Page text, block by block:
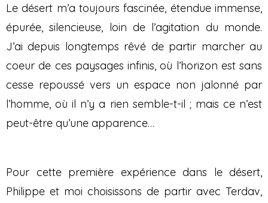
Le désert m’a toujours fascinée, étendue immense,
épurée, silencieuse, loin de l’agitation du monde.
J’ai depuis longtemps rêvé de partir marcher au
coeur de ces paysages infinis, où l’horizon est sans
cesse repoussé vers un espace non jalonné par
l’homme, où il n’y a rien semble-t-il ; mais ce n’est
peut-être qu’une apparence…
Pour cette première expérience dans le désert,
Philippe et moi choisissons de partir avec Terdav,